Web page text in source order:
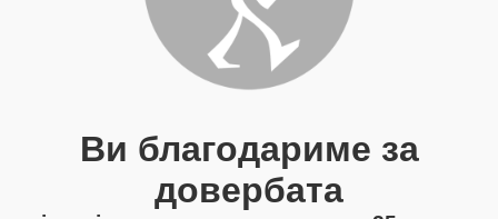
Ви благодариме за
довербата